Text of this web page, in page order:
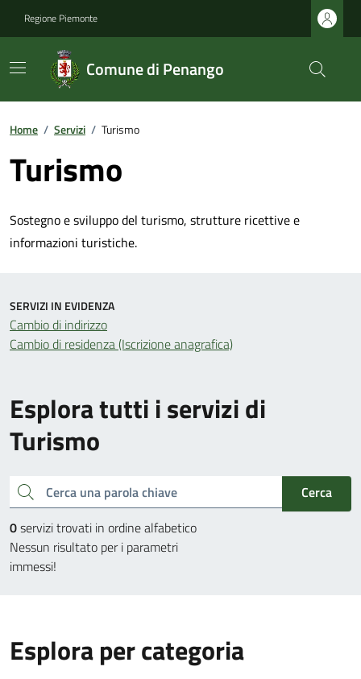
Regione Piemonte
Comune di Penango
Home / Servizi / Turismo
Turismo
Sostegno e sviluppo del turismo, strutture ricettive e
informazioni turistiche.
Esplora tutti i servizi di
Turismo
Cerca una parola chiave
Cerca
0servizi trovati in ordine alfabetico
Nessun risultato per i parametri
immessi!
SERVIZI IN EVIDENZA
Cambio di indirizzo
Cambio di residenza (Iscrizione anagrafica)
Esplora per categoria